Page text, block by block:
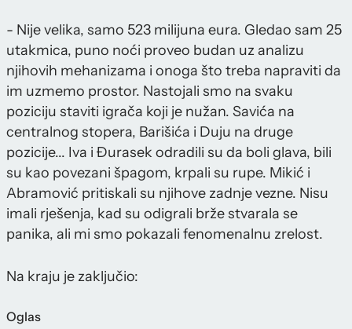
- Nije velika, samo 523 milijuna eura. Gledao sam 25
utakmica, puno noći proveo budan uz analizu
njihovih mehanizama i onoga što treba napraviti da
im uzmemo prostor. Nastojali smo na svaku
poziciju staviti igrača koji je nužan. Savića na
centralnog stopera, Barišića i Duju na druge
pozicije... Iva i Đurasek odradili su da boli glava, bili
su kao povezani špagom, krpali su rupe. Mikić i
Abramović pritiskali su njihove zadnje vezne. Nisu
imali rješenja, kad su odigrali brže stvarala se
panika, ali mi smo pokazali fenomenalnu zrelost.
Na kraju je zaključio:
Oglas